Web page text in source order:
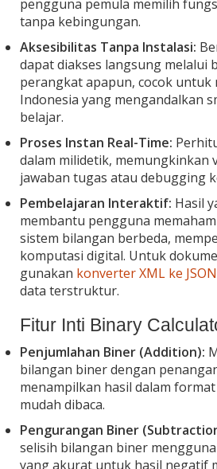
pengguna pemula memilih
tanpa kebingungan.
Aksesibilitas Tanpa Instalasi:
dapat diakses langsung melalui
perangkat apapun, cocok untuk
Indonesia yang mengandalkan
belajar.
Proses Instan Real-Time:
dalam milidetik, memungkinkan
jawaban tugas atau debugging
Pembelajaran Interaktif: Hasil
membantu pengguna
sistem bilangan berbeda,
komputasi digital. Untuk
gunakan konverter XML ke JSON
data terstruktur.
Fitur Inti Binary
Penjumlahan Biner (Addition):
bilangan biner dengan
menampilkan hasil dalam format
mudah dibaca.
Pengurangan Biner
selisih bilangan biner
yang akurat untuk hasil negatif